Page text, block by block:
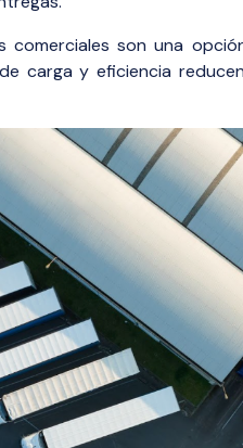
comerciales son una
carga y eficiencia